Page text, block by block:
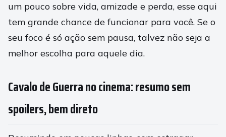
um pouco sobre vida, amizade e perda, esse aqui
tem grande chance de funcionar para você. Se o
seu foco é só ação sem pausa, talvez não seja a
melhor escolha para aquele dia.
Cavalo de Guerra no cinema: resumo sem
spoilers, bem direto